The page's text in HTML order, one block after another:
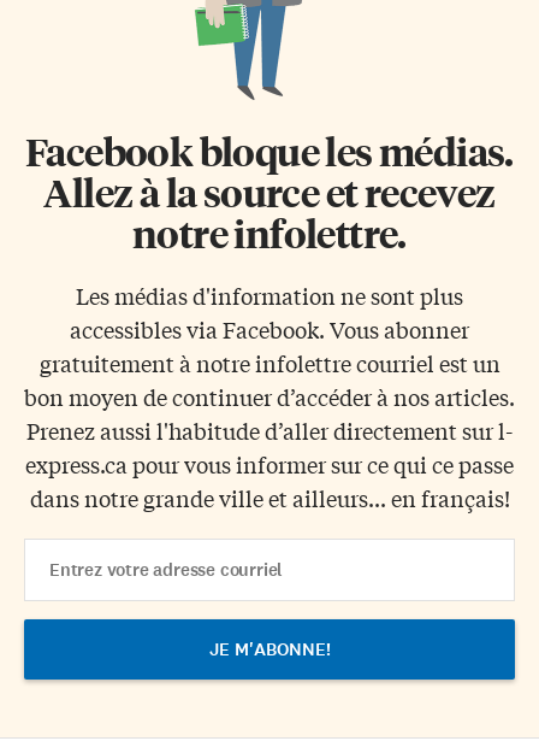
Facebook bloque les médias.
Allez à la source et recevez
notre infolettre.
Les médias d'information ne sont plus
accessibles via Facebook. Vous abonner
gratuitement à notre infolettre courriel est un
bon moyen de continuer d’accéder à nos articles.
Prenez aussi l'habitude d’aller directement sur l-
express.ca pour vous informer sur ce qui ce passe
dans notre grande ville et ailleurs... en français!
Address